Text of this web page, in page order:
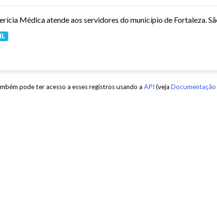
pode ter acesso a esses registros usando a API (veja Documentação